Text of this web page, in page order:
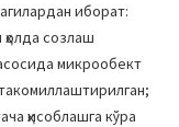
иборат:
созлаш
микрообект
ҳисоблашга кўра